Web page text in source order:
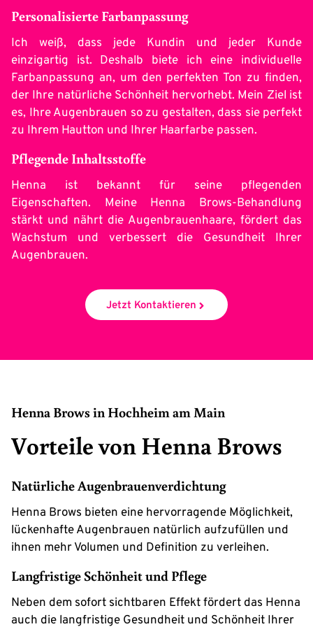
Personalisierte Farbanpassung
Ich weiß, dass jede Kundin und jeder Kunde
einzigartig ist. Deshalb biete ich eine individuelle
Farbanpassung an, um den perfekten Ton zu finden,
der Ihre natürliche Schönheit hervorhebt. Mein Ziel ist
es, Ihre Augenbrauen so zu gestalten, dass sie perfekt
zu Ihrem Hautton und Ihrer Haarfarbe passen.
Pflegende Inhaltsstoffe
Henna ist bekannt für seine pflegenden
Eigenschaften. Meine Henna Brows-Behandlung
stärkt und nährt die Augenbrauenhaare, fördert das
Wachstum und verbessert die Gesundheit Ihrer
Augenbrauen.
Jetzt Kontaktieren
Henna Brows in Hochheim am Main
Vorteile von Henna Brows
Natürliche Augenbrauenverdichtung
Henna Brows bieten eine hervorragende Möglichkeit,
lückenhafte Augenbrauen natürlich aufzufüllen und
ihnen mehr Volumen und Definition zu verleihen.
Langfristige Schönheit und Pflege
Neben dem sofort sichtbaren Effekt fördert das Henna
auch die langfristige Gesundheit und Schönheit Ihrer